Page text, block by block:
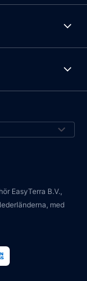
EasyTerra B.V.,
med